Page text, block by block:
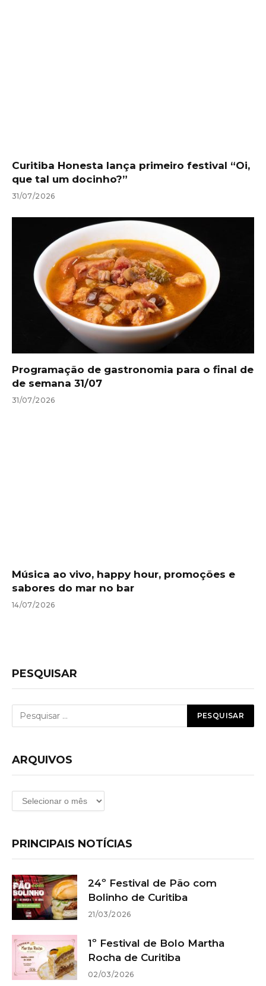
Curitiba Honesta lança primeiro festival “Oi,
que tal um docinho?”
31/07/2026
Programação de gastronomia para o final de
de semana 31/07
31/07/2026
Música ao vivo, happy hour, promoções e
sabores do mar no bar
14/07/2026
PESQUISAR
ARQUIVOS
Arquivos
PRINCIPAIS NOTÍCIAS
24º Festival de Pão com
Bolinho de Curitiba
21/03/2026
1º Festival de Bolo Martha
Rocha de Curitiba
02/03/2026